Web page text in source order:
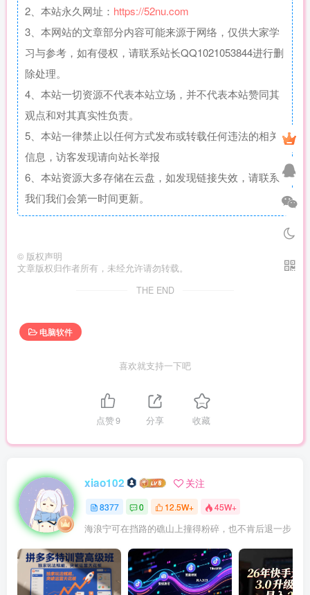
2、本站永久网址： https://52nu.com
3、本网站的文章部分内容可能来源于网络，仅供大家学
习与参考，如有侵权，请联系站长QQ1021053844进行删
除处理。
4、本站一切资源不代表本站立场，并不代表本站赞同其
观点和对其真实性负责。
5、本站一律禁止以任何方式发布或转载任何违法的相关
信息，访客发现请向站长举报
6、本站资源大多存储在云盘，如发现链接失效，请联系
我们我们会第一时间更新。
© 版权声明
文章版权归作者所有，未经允许请勿转载。
THE END
电脑软件
喜欢就支持一下吧
点赞9 分享 收藏
xiao102 关注
8377 0 12.5W+ 45W+
海浪宁可在挡路的礁山上撞得粉碎，也不肯后退一步